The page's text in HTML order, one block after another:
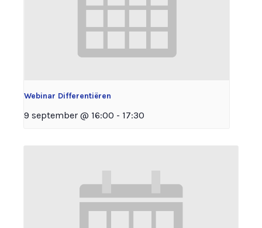
Webinar Differentiëren
9 september @ 16:00 - 17:30